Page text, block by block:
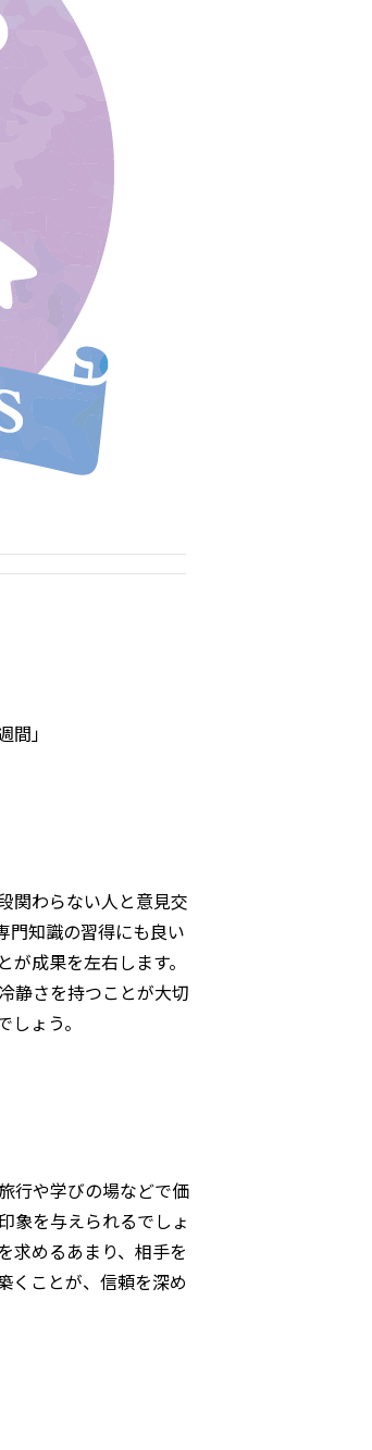
」
関わらない人と意見交
門知識の習得にも良い
成果を左右します。
静さを持つことが大切
ょう。
行や学びの場などで価
象を与えられるでしょ
求めるあまり、相手を
くことが、信頼を深め